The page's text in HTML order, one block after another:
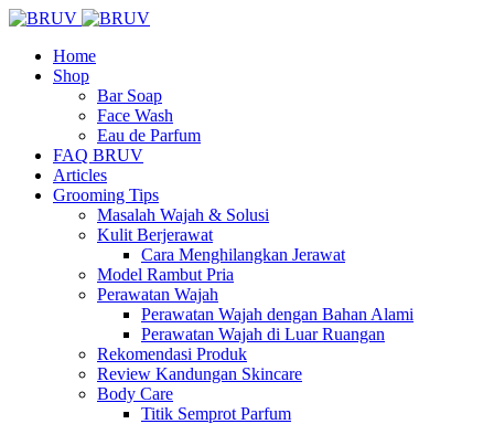
Home
Shop
Bar Soap
Face Wash
Eau de Parfum
FAQ BRUV
Articles
Grooming Tips
Masalah Wajah & Solusi
Kulit Berjerawat
Cara Menghilangkan Jerawat
Model Rambut Pria
Perawatan Wajah
Perawatan Wajah dengan Bahan Alami
Perawatan Wajah di Luar Ruangan
Rekomendasi Produk
Review Kandungan Skincare
Body Care
Titik Semprot Parfum